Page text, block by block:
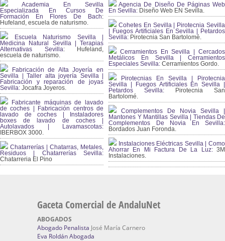
Academia En Sevilla
Especializada En Cursos De
Formación En Flores De Bach:
Hufeland, escuela de naturismo.
Escuela Naturismo Sevilla |
Medicina Natural Sevilla | Terapias
Alternativas Sevilla: Hufeland,
escuela de naturismo.
Fabricación de Alta Joyería en
Sevilla | Taller alta joyería Sevilla |
Fabricación y reparación de joyas
Sevilla: Jocafra Joyeros.
Fabricante máquinas de lavado
de coches | Fabricación centros de
lavado de coches | Instaladores
boxes de lavado de coches |
Autolavados | Lavamascotas:
IBERBOX 3000.
Chatarrerías | Chatarras, Metales,
Residuos | Chatarrerías Sevilla:
Chatarreria El Pino
Agencia De Diseño De Páginas Web
En Sevilla: Diseño Web EN Sevilla.
Cohetes En Sevilla | Pirotecnia Sevilla
| Fuegos Artificiales En Sevilla | Petardos
Sevilla: Pirotecnia San Bartolomé.
Cerramientos En Sevilla | Cercados
Metálicos En Sevilla | Cerramientos
Especiales Sevilla: Cerramientos Gordo.
Pirotecnias En Sevilla | Pirotecnia
Sevilla | Fuegos Artificiales En Sevilla |
Petardos Sevilla: Pirotecnia San
Bartolomé.
Complementos De Novia Sevilla |
Mantones Y Mantillas Sevilla | Tiendas De
Complementos De Novia En Sevilla:
Bordados Juan Foronda.
Instalaciones Eléctricas Sevilla | Como
Ahorrar En Mi Factura De La Luz:3M
Instalaciones.
Gaceta Comercial de AndaluNet
ABOGADOS
Abogado Penalista José María Carnero
Eva Roldán Abogada